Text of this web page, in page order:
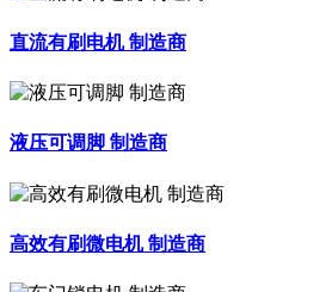
直流有刷电机 制造商
液压可调脚 制造商
高效有刷微电机 制造商